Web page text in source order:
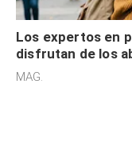
Los expertos en
disfrutan de los
sensibilidad a los
MAG.